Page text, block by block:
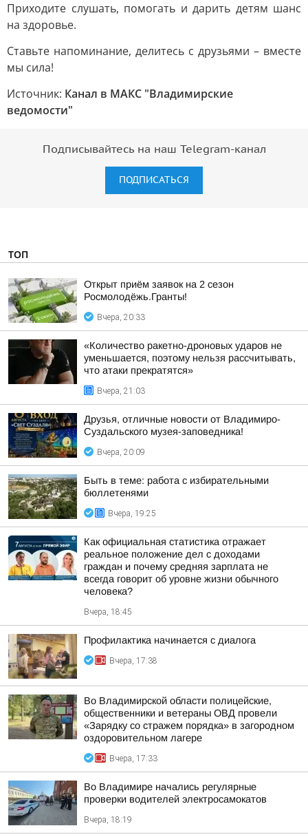
Приходите слушать, помогать и дарить детям шанс
на здоровье.
Ставьте напоминание, делитесь с друзьями – вместе
мы сила!
Источник: Канал в МАКС "Владимирские
ведомости"
Подписывайтесь на наш Telegram-канал
ПОДПИСАТЬСЯ
ТОП
Открыт приём заявок на 2 сезон
Росмолодёжь.Гранты!
Вчера, 20:33
«Количество ракетно-дроновых ударов не
уменьшается, поэтому нельзя рассчитывать,
что атаки прекратятся»
Вчера, 21:03
Друзья, отличные новости от Владимиро-
Суздальского музея-заповедника!
Вчера, 20:09
Быть в теме: работа с избирательными
бюллетенями
Вчера, 19:25
Как официальная статистика отражает
реальное положение дел с доходами
граждан и почему средняя зарплата не
всегда говорит об уровне жизни обычного
человека?
Вчера, 18:45
Профилактика начинается с диалога
Вчера, 17:38
Во Владимирской области полицейские,
общественники и ветераны ОВД провели
«Зарядку со стражем порядка» в загородном
оздоровительном лагере
Вчера, 17:33
Во Владимире начались регулярные
проверки водителей электросамокатов
Вчера, 18:19